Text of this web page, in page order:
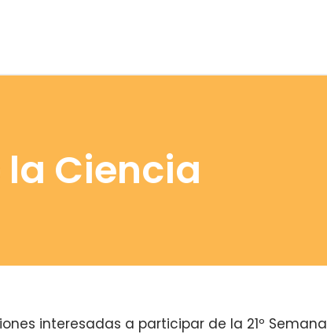
Ciencia
interesadas a participar de la 21º Semana